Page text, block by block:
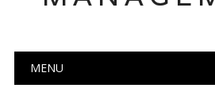
Main menu
MENU